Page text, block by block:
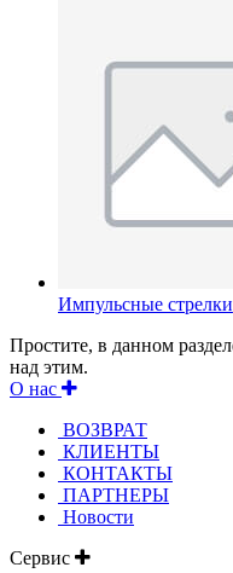
Импульсные стрелки
Простите, в данном
над этим.
О нас
ВОЗВРАТ
КЛИЕНТЫ
КОНТАКТЫ
ПАРТНЕРЫ
Новости
Сервис